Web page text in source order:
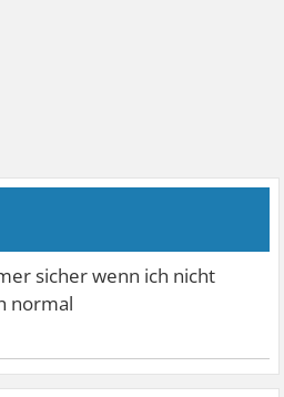
sicher wenn ich nicht
normal